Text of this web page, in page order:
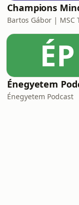
ÉP
Énegyetem
Énegyetem Podcast